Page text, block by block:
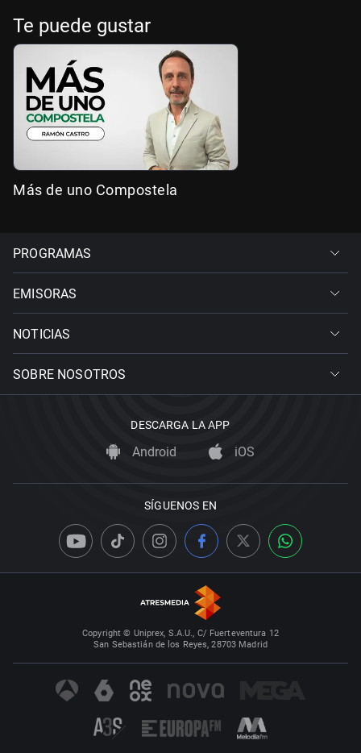
Te puede gustar
Más de uno Compostela
PROGRAMAS
EMISORAS
NOTICIAS
SOBRE NOSOTROS
DESCARGA LA APP
Android iOS
SÍGUENOS EN
Copyright © Uniprex, S.A.U., C/ Fuerteventura 12
San Sebastián de los Reyes, 28703 Madrid